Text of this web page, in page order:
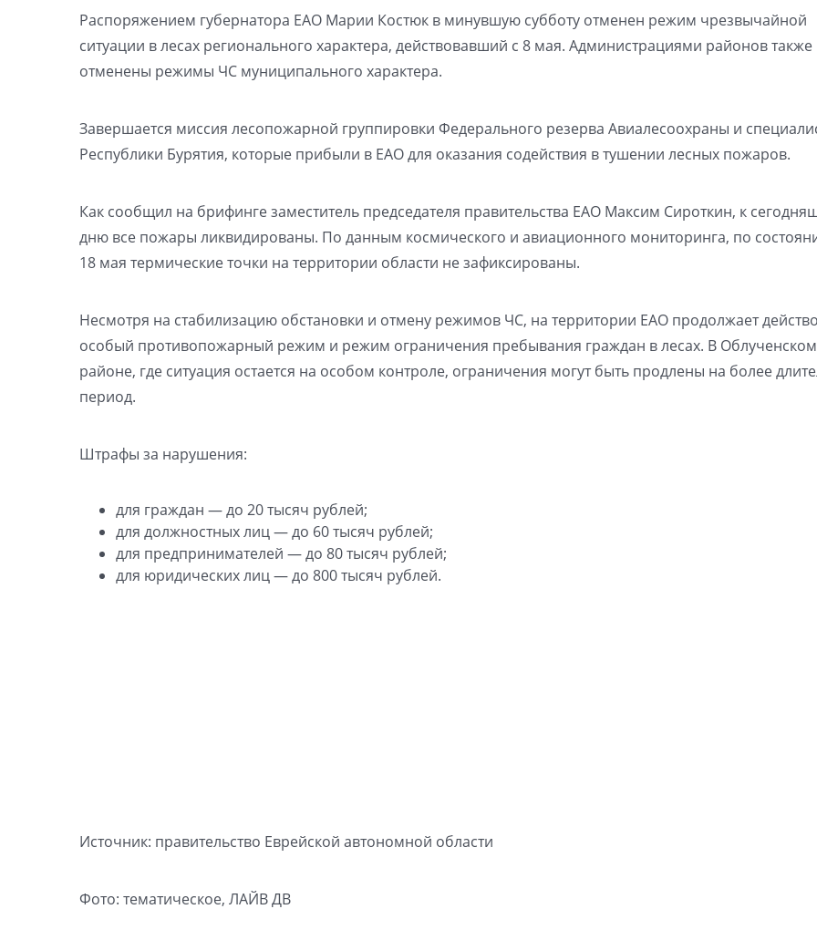
Распоряжением губернатора ЕАО Марии Костюк в минувшую субботу отменен режим чрезвычайной
ситуации в лесах регионального характера, действовавший с 8 мая. Администрациями районов также
отменены режимы ЧС муниципального характера.
Завершается миссия лесопожарной группировки Федерального резерва Авиалесоохраны и
Республики Бурятия, которые прибыли в ЕАО для оказания содействия в тушении лесных пожаров.
Как сообщил на брифинге заместитель председателя правительства ЕАО Максим Сироткин, к
дню все пожары ликвидированы. По данным космического и авиационного мониторинга, по
18 мая термические точки на территории области не зафиксированы.
Несмотря на стабилизацию обстановки и отмену режимов ЧС, на территории ЕАО продолжает
особый противопожарный режим и режим ограничения пребывания граждан в лесах. В Облученском
районе, где ситуация остается на особом контроле, ограничения могут быть продлены на более
период.
Штрафы за нарушения:
для граждан — до 20 тысяч рублей;
для должностных лиц — до 60 тысяч рублей;
для предпринимателей — до 80 тысяч рублей;
для юридических лиц — до 800 тысяч рублей.
Источник: правительство Еврейской автономной области
Фото: тематическое, ЛАЙВ ДВ